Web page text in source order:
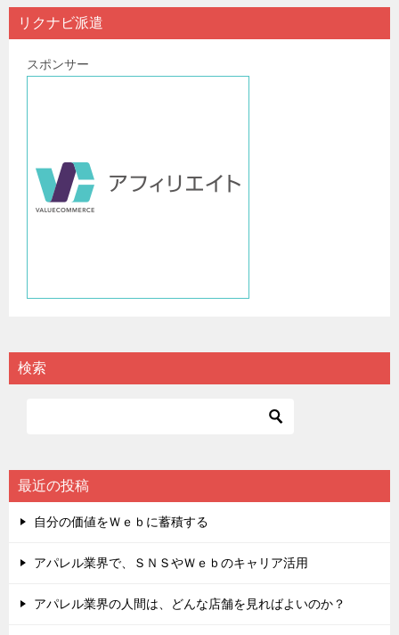
ビ
ゲ
リクナビ派遣
スポンサー
検索
最近の投稿
自分の価値をＷｅｂに蓄積する
アパレル業界で、ＳＮＳやＷｅｂのキャリア活用
アパレル業界の人間は、どんな店舗を見ればよいのか？